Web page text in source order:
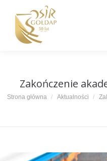
Zakończenie
Jesteś tutaj:
Strona główna Aktualności